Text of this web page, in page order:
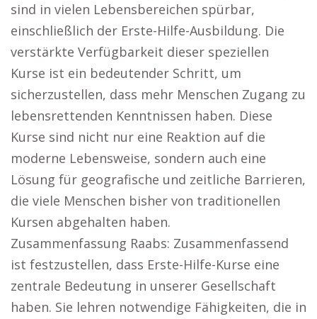
sind in vielen Lebensbereichen spürbar,
einschließlich der Erste-Hilfe-Ausbildung. Die
verstärkte Verfügbarkeit dieser speziellen
Kurse ist ein bedeutender Schritt, um
sicherzustellen, dass mehr Menschen Zugang zu
lebensrettenden Kenntnissen haben. Diese
Kurse sind nicht nur eine Reaktion auf die
moderne Lebensweise, sondern auch eine
Lösung für geografische und zeitliche Barrieren,
die viele Menschen bisher von traditionellen
Kursen abgehalten haben.
Zusammenfassung Raabs: Zusammenfassend
ist festzustellen, dass Erste-Hilfe-Kurse eine
zentrale Bedeutung in unserer Gesellschaft
haben. Sie lehren notwendige Fähigkeiten, die in